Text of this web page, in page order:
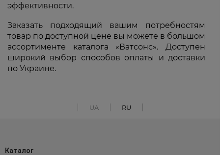
эффективности.
Заказать подходящий вашим потребностям
товар по доступной цене вы можете в большом
ассортименте каталога «Ватсонс». Доступен
широкий выбор способов оплаты и доставки
по Украине.
UA RU
Каталог